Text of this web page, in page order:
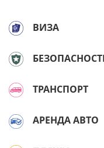
ВИЗА
ТРАНСПОРТ
АРЕНДА АВТО